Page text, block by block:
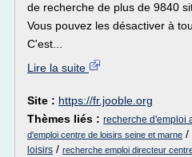
de recherche de plus de 9840
Vous pouvez les désactiver à
C'est...
Lire la suite
Site : https://fr.jooble.org
Thèmes liés : recherche d'emploi
d'emploi centre de loisirs seine et marne /
loisirs / recherche emploi directeur